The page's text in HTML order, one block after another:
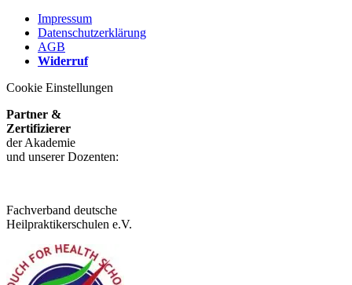
Impressum
Datenschutzerklärung
AGB
Widerruf
Cookie Einstellungen
Partner &
Zertifizierer
der Akademie
und unserer Dozenten:
Fachverband deutsche
Heilpraktikerschulen e.V.